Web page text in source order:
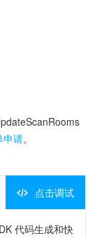
申请。
点击调试
代码生成和快